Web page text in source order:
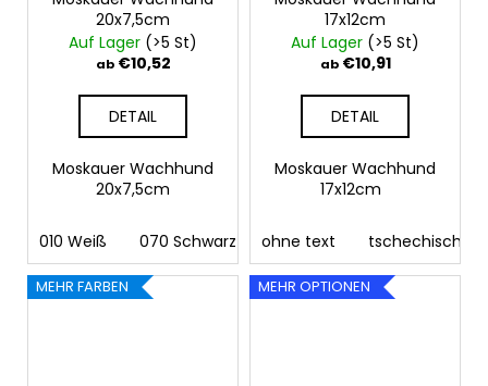
20x7,5cm
Auf Lager (>5 St)
ab€10,52
DETAIL
Moskauer Wachhund
20x7,5cm
010 Weiß 070 Schwarz 090 Silber 091 Gold
17x12cm
Auf Lager (>5 St)
ab€10,91
DETAIL
Moskauer Wachhund
17x12cm
ohne text tschechisch
MEHR FARBEN MEHR OPTIONEN